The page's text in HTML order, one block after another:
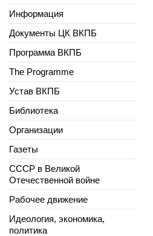
Информация
Документы ЦК ВКПБ
Программа ВКПБ
The Programme
Устав ВКПБ
Библиотека
Организации
Газеты
СССР в Великой
Отечественной войне
Рабочее движение
Идеология, экономика,
политика